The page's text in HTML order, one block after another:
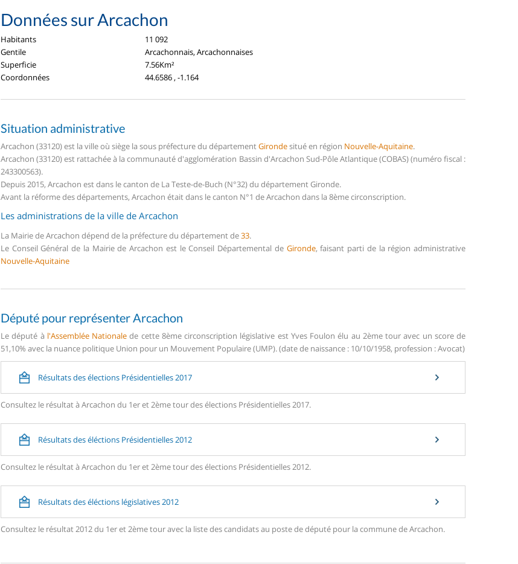
Données sur Arcachon
Habitants
11 092
Gentile
Arcachonnais, Arcachonnaises
Superficie
7.56Km²
Coordonnées
44.6586 , -1.164
Situation administrative
Arcachon (33120) est la ville où siège la sous préfecture du départementGirondesitué en région Nouvelle-Aquitaine.
Arcachon (33120) est rattachée à la communauté d'agglomération Bassin d'Arcachon Sud-Pôle Atlantique (COBAS) (numéro fiscal :
243300563).
Depuis 2015, Arcachon est dans le canton de La Teste-de-Buch (N°32) du département Gironde.
Avant la réforme des départements, Arcachon était dans le canton N°1 de Arcachon dans la 8ème circonscription.
Les administrations de la ville de Arcachon
La Mairie de Arcachon dépend de la préfecture du département de33.
Le Conseil Général de la Mairie de Arcachon est le Conseil Départemental de Gironde, faisant parti de la région administrative
Nouvelle-Aquitaine
Député pour représenter Arcachon
Le député à l'Assemblée Nationale de cette 8ème circonscription législative est Yves Foulon élu au 2ème tour avec un score de
51,10% avec la nuance politique Union pour un Mouvement Populaire (UMP). (date de naissance : 10/10/1958, profession : Avocat)
Résultats des élections Présidentielles 2017
Consultez le résultat à Arcachon du 1er et 2ème tour des élections Présidentielles 2017.
Résultats des éléctions Présidentielles 2012
Consultez le résultat à Arcachon du 1er et 2ème tour des élections Présidentielles 2012.
Résultats des éléctions législatives 2012
Consultez le résultat 2012 du 1er et 2ème tour avec la liste des candidats au poste de député pour la commune de Arcachon.